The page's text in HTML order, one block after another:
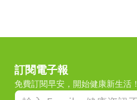
訂閱電子報
免費訂閱早安，開始健康新生活！